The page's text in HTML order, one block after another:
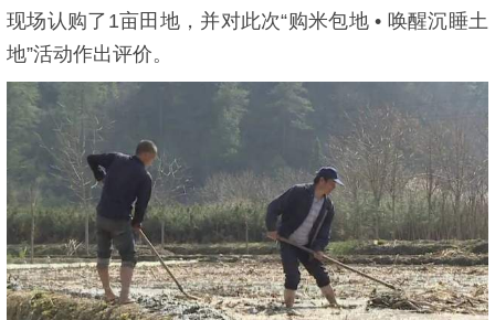
现场认购了1亩田地，并对此次“购米包地 • 唤醒沉睡土
地”活动作出评价。